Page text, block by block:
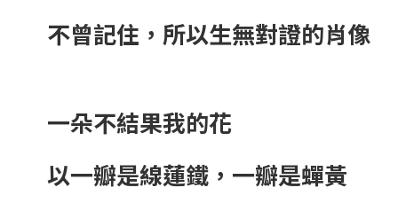
不曾記住，所以生無對證的肖像
一朵不結果我的花
以一瓣是線蓮鐵，一瓣是蟬黃